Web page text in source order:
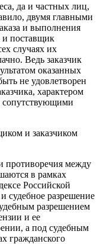
да и частных лиц,
двумя главными
и выполнения
и поставщик
случаях их
Ведь заказчик
оказанных
не удовлетворен
характером
сопутствующими
и заказчиком
противоречия между
в рамках
Российской
судебное разрешение
разрешением
и ее
а под судебным
гражданского